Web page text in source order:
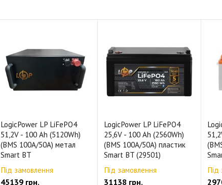
LogicPower LP LiFePO4
51,2V - 100 Ah (5120Wh)
(BMS 100A/50А) метал
Smart BT
Під замовлення
45139 грн.
LogicPower LP LiFePO4
25,6V - 100 Ah (2560Wh)
(BMS 100A/50А) пластик
Smart BT (29501)
Під замовлення
31138 грн.
Під